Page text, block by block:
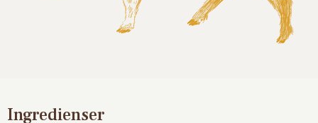
Ingredienser